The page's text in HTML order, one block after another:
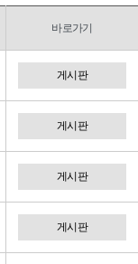
바로가기
게시판
게시판
게시판
게시판